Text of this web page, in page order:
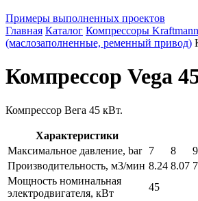
Примеры выполненных проектов
Главная Каталог Компрессоры
(маслозаполненные, ременный привод)
Компрессор Vega
Компрессор Вега 45 кВт.
Характеристики
Максимальное давление, bar
7 8 9
Производительность, м3/мин 8.24 8.07
Мощность номинальная
электродвигателя, кВт
45